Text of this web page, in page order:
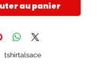
au panier
tshirtalsace